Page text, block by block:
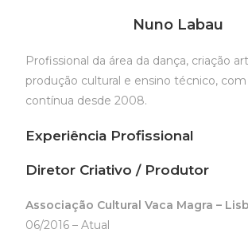
Nuno Labau
Profissional da área da dança, criação
produção cultural e ensino técnico,
contínua desde 2008.
Experiência Profissional
Diretor Criativo / Produtor
Associação Cultural Vaca Magra –
06/2016 – Atual